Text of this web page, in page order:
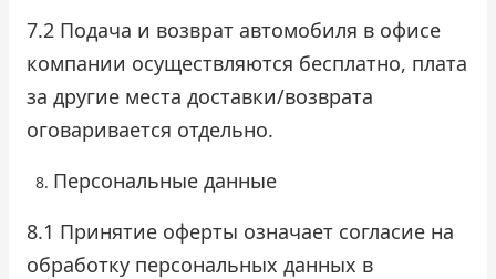
7.2 Подача и возврат автомобиля в офисе
компании осуществляются бесплатно, плата
за другие места доставки/возврата
оговаривается отдельно.
Персональные данные
8.1 Принятие оферты означает согласие на
обработку персональных данных в